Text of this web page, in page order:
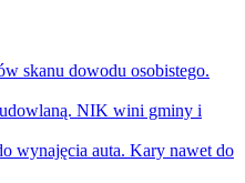
skanu dowodu osobistego.
NIK wini gminy i
wynajęcia auta. Kary nawet do